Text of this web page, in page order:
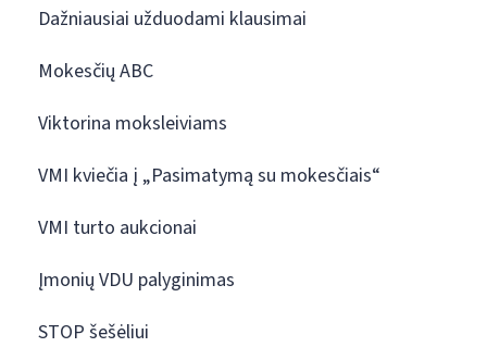
Dažniausiai užduodami klausimai
Mokesčių ABC
Viktorina moksleiviams
VMI kviečia į „Pasimatymą su mokesčiais“
VMI turto aukcionai
Įmonių VDU palyginimas
STOP šešėliui